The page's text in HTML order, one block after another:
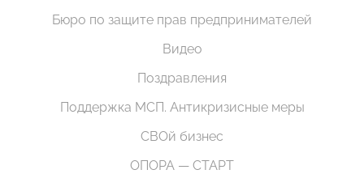
Бюро по защите прав предпринимателей
Видео
Поздравления
Поддержка МСП. Антикризисные меры
СВОй бизнес
ОПОРА — СТАРТ